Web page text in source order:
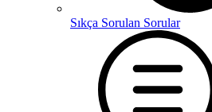
Sıkça Sorulan Sorular